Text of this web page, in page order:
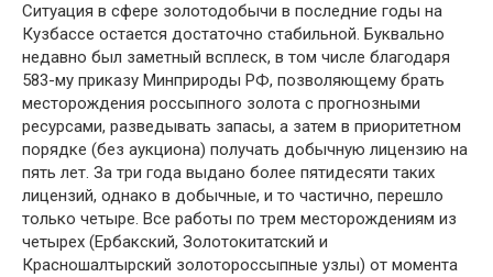
Ситуация в сфере золотодобычи в последние годы на
Кузбассе остается достаточно стабильной. Буквально
недавно был заметный всплеск, в том числе благодаря
583-му приказу Минприроды РФ, позволяющему брать
месторождения россыпного золота с прогнозными
ресурсами, разведывать запасы, а затем в приоритетном
порядке (без аукциона) получать добычную лицензию на
пять лет. За три года выдано более пятидесяти таких
лицензий, однако в добычные, и то частично, перешло
только четыре. Все работы по трем месторождениям из
четырех (Ербакский, Золотокитатский и
Красношалтырский золотороссыпные узлы) от момента